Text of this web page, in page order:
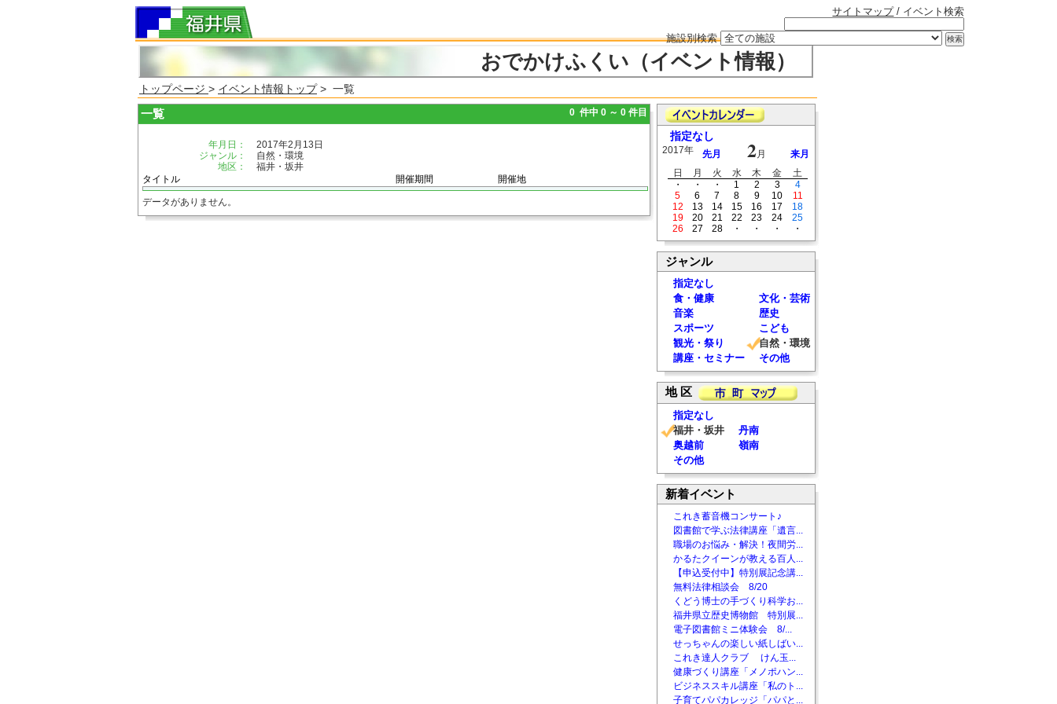
サイトマップ/ イベント検索
施設別検索
おでかけふくい（イベント情報）
トップページ > イベント情報トップ> 一覧
一覧 0 件中 0 ～ 0 件目
年月日：
2017年2月13日
ジャンル：
自然・環境
地区：
福井・坂井
タイトル
開催期間 開催地
データがありません。
指定なし
2017年 先月 2月
来月
日
月 火 水 木 金
土
・
・ ・ 1 2 3
4
5
6 7 8 9 10
11
12
13 14 15 16 17
18
19
20 21 22 23 24
25
26
27 28 ・ ・ ・ ・
ジャンル
指定なし
食・健康
文化・芸術
音楽
歴史
スポーツ
こども
観光・祭り
自然・環境
講座・セミナー
その他
地 区
指定なし
福井・坂井
丹南
奥越前
嶺南
その他
新着イベント
これき蓄音機コンサート♪
図書館で学ぶ法律講座「遺言...
職場のお悩み・解決！夜間労...
かるたクイーンが教える百人...
【申込受付中】特別展記念講...
無料法律相談会 8/20
くどう博士の手づくり科学お...
福井県立歴史博物館 特別展...
電子図書館ミニ体験会 8/...
せっちゃんの楽しい紙しばい...
これき達人クラブ けん玉...
健康づくり講座「メノポハン...
ビジネススキル講座「私のト...
子育てパパカレッジ「パパと...